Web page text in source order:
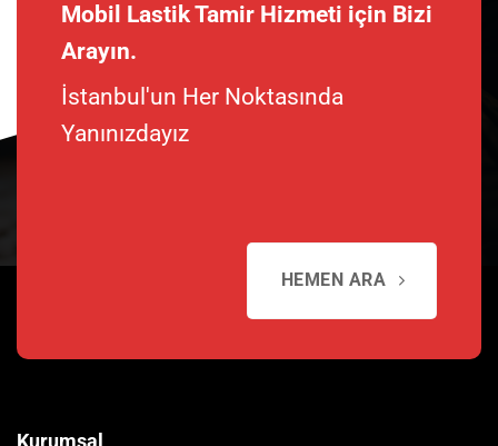
Mobil Lastik Tamir Hizmeti için Bizi
Arayın.
İstanbul'un Her Noktasında
Yanınızdayız
HEMEN ARA
Kurumsal